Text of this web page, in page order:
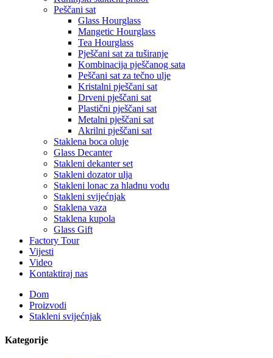
Peščani sat
Glass Hourglass
Mangetic Hourglass
Tea Hourglass
Pješčani sat za tuširanje
Kombinacija pješčanog sata
Peščani sat za tečno ulje
Kristalni pješčani sat
Drveni pješčani sat
Plastični pješčani sat
Metalni pješčani sat
Akrilni pješčani sat
Staklena boca oluje
Glass Decanter
Stakleni dekanter set
Stakleni dozator ulja
Stakleni lonac za hladnu vodu
Stakleni svijećnjak
Staklena vaza
Staklena kupola
Glass Gift
Factory Tour
Vijesti
Video
Kontaktiraj nas
Dom
Proizvodi
Stakleni svijećnjak
Kategorije